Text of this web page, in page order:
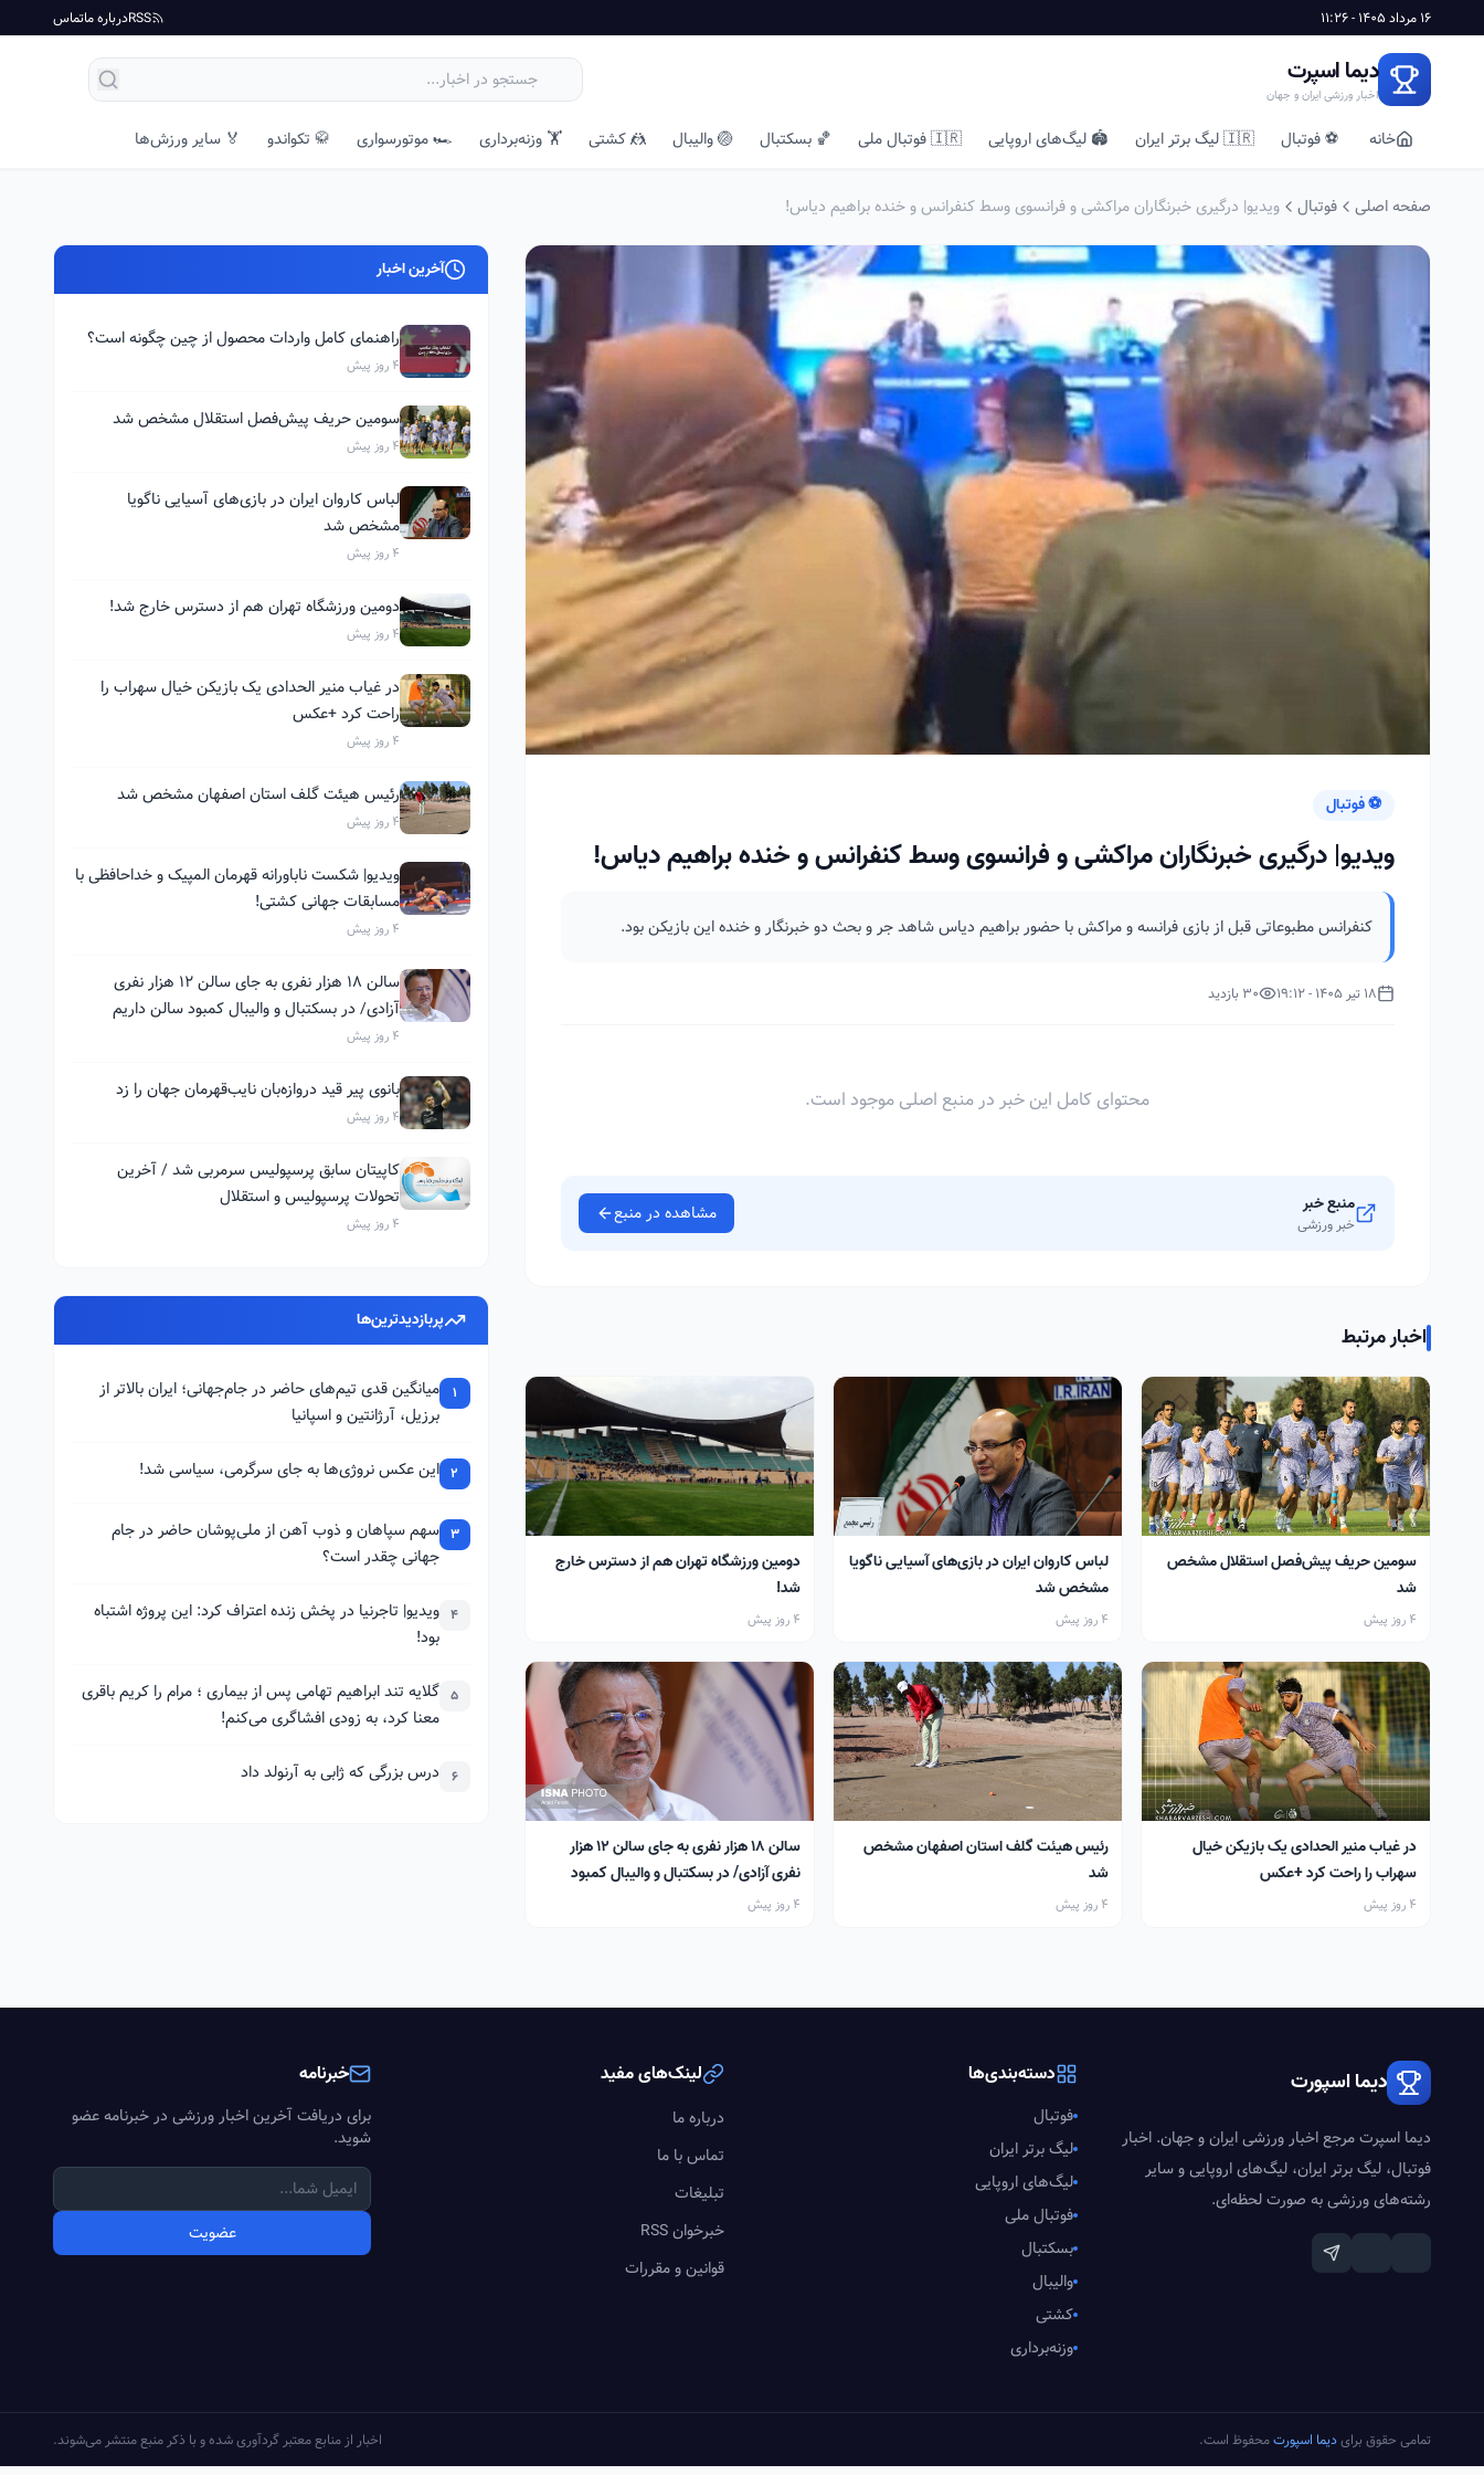
16 مرداد 1405 - 11:26 RSSدرباره ماتماس
دیما اسپرت
اخبار ورزشی ایران و جهان
خانه ⚽ فوتبال 🇮🇷 لیگ برتر ایران 🏟️ لیگ‌های اروپایی 🇮🇷 فوتبال ملی 🏀 بسکتبال 🏐 والیبال 🤼 کشتی 🏋️ وزنه‌برداری 🏎️ موتورسواری 🥋 تکواندو 🏅 سایر ورزش‌ها
صفحه اصلی فوتبال ویدیو| درگیری خبرنگاران مراکشی و فرانسوی وسط کنفرانس و خنده براهیم دیاس!
⚽ فوتبال
ویدیو| درگیری خبرنگاران مراکشی و فرانسوی وسط کنفرانس و خنده براهیم دیاس!
کنفرانس مطبوعاتی قبل از بازی فرانسه و مراکش با حضور براهیم دیاس شاهد جر و بحث دو خبرنگار و خنده این بازیکن بود.
18 تیر 1405 - 19:12 30 بازدید
محتوای کامل این خبر در منبع اصلی موجود است.
منبع خبر
خبر ورزشی مشاهده در منبع
اخبار مرتبط
سومین حریف پیش‌فصل استقلال مشخص
شد
4 روز پیش
لباس کاروان ایران در بازی‌های آسیایی ناگویا
مشخص شد
4 روز پیش
دومین ورزشگاه تهران هم از دسترس خارج
شد!
4 روز پیش
در غیاب منیر الحدادی یک بازیکن خیال
سهراب را راحت کرد +عکس
4 روز پیش
رئیس هیئت گلف استان اصفهان مشخص
شد
4 روز پیش
سالن ۱۸ هزار نفری به جای سالن ۱۲ هزار
نفری آزادی/ در بسکتبال و والیبال کمبود
سالن داریم
4 روز پیش
آخرین اخبار
راهنمای کامل واردات محصول از چین چگونه است؟
4 روز پیش
سومین حریف پیش‌فصل استقلال مشخص شد
4 روز پیش
لباس کاروان ایران در بازی‌های آسیایی ناگویا
مشخص شد
4 روز پیش
دومین ورزشگاه تهران هم از دسترس خارج شد!
4 روز پیش
در غیاب منیر الحدادی یک بازیکن خیال سهراب را
راحت کرد +عکس
4 روز پیش
رئیس هیئت گلف استان اصفهان مشخص شد
4 روز پیش
ویدیو| شکست ناباورانه قهرمان المپیک و خداحافظی با
مسابقات جهانی کشتی!
4 روز پیش
سالن ۱۸ هزار نفری به جای سالن ۱۲ هزار نفری
آزادی/ در بسکتبال و والیبال کمبود سالن داریم
4 روز پیش
بانوی پیر قید دروازه‌بان نایب‌قهرمان جهان را زد
4 روز پیش
کاپیتان سابق پرسپولیس سرمربی شد / آخرین
تحولات پرسپولیس و استقلال
4 روز پیش
پربازدیدترین‌ها
1
میانگین قدی تیم‌های حاضر در جام‌جهانی؛ ایران بالاتر از
برزیل، آرژانتین و اسپانیا
2 این عکس نروژی‌ها به جای سرگرمی، سیاسی شد!
3 سهم سپاهان و ذوب آهن از ملی‌پوشان حاضر در جام
جهانی چقدر است؟
4 ویدیو| تاجرنیا در پخش زنده اعتراف کرد: این پروژه اشتباه
بود!
5 گلایه تند ابراهیم تهامی پس از بیماری ؛ مرام را کریم باقری
معنا کرد، به زودی افشاگری می‌کنم!
6 درس بزرگی که ژابی به آرنولد داد
دیما اسپورت
دیما اسپرت مرجع اخبار ورزشی ایران و جهان. اخبار
فوتبال، لیگ برتر ایران، لیگ‌های اروپایی و سایر
رشته‌های ورزشی به صورت لحظه‌ای.
دسته‌بندی‌ها
فوتبال
لیگ برتر ایران
لیگ‌های اروپایی
فوتبال ملی
بسکتبال
والیبال
کشتی
وزنه‌برداری
لینک‌های مفید
درباره ما
تماس با ما
تبلیغات
خبرخوان RSS
قوانین و مقررات
خبرنامه
برای دریافت آخرین اخبار ورزشی در خبرنامه عضو
شوید.
عضویت
تمامی حقوق برایدیما اسپورتمحفوظ است. اخبار از منابع معتبر گردآوری شده و با ذکر منبع منتشر می‌شوند.